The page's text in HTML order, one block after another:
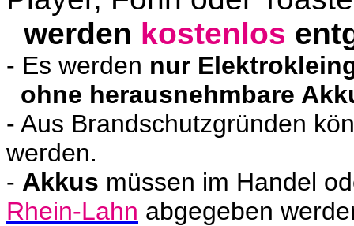
werden kostenlos
- Es werden nur
ohne herausnehmbare
- Aus Brandschutzgründen
werden.
- Akkus müssen im Handel
Rhein-Lahn abgegeben